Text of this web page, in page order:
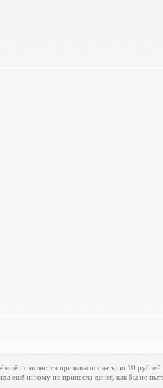
появляются призывы послать по 10 рублей
ещё никому не принесла денег, как бы не